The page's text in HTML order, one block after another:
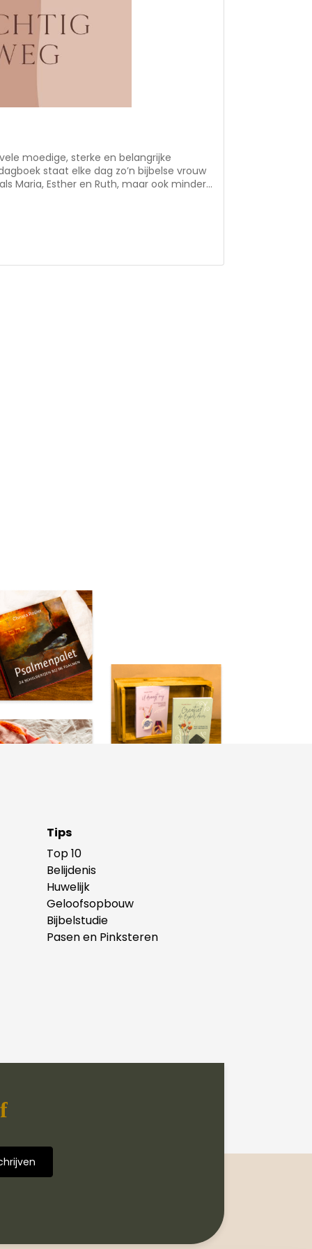
moedige, sterke en belangrijke
staat elke dag zo’n bijbelse vrouw
Maria, Esther en Ruth, maar ook minder
een te lezen bijbelgedeelte. Daarna
die centraal staat, een
Tips
Top 10
Belijdenis
Huwelijk
Geloofsopbouw
Bijbelstudie
Pasen en Pinksteren